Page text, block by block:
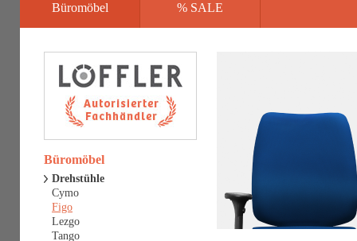
Büromöbel % SALE
Büromöbel
Drehstühle
Cymo
Figo
Lezgo
Tango